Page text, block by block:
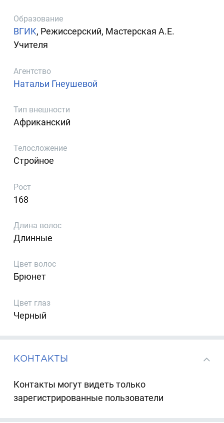
Образование
ВГИК, Режиссерский, Мастерская А.Е.
Учителя
Агентство
Натальи Гнеушевой
Тип внешности
Африканский
Телосложение
Стройное
Рост
168
Длина волос
Длинные
Цвет волос
Брюнет
Цвет глаз
Черный
КОНТАКТЫ
Контакты могут видеть только
зарегистрированные пользователи